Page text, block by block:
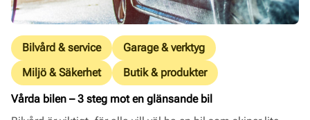
Bilvård & service
Garage & verktyg
Miljö & Säkerhet
Butik & produkter
Vårda bilen – 3 steg mot en glänsande bil